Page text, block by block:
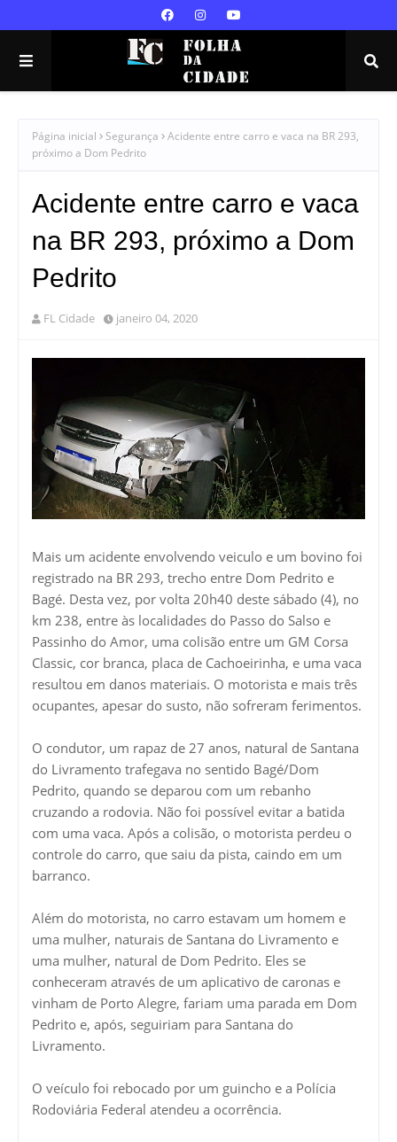
Página inicial Segurança
Acidente entre carro e vaca na BR 293,
próximo a Dom Pedrito
Acidente entre carro e vaca
na BR 293, próximo a Dom
Pedrito
FL Cidade janeiro 04, 2020
Mais um acidente envolvendo veiculo e um bovino foi
registrado na BR 293, trecho entre Dom Pedrito e
Bagé. Desta vez, por volta 20h40 deste sábado (4), no
km 238, entre às localidades do Passo do Salso e
Passinho do Amor, uma colisão entre um GM Corsa
Classic, cor branca, placa de Cachoeirinha, e uma vaca
resultou em danos materiais. O motorista e mais três
ocupantes, apesar do susto, não sofreram ferimentos.
O condutor, um rapaz de 27 anos, natural de Santana
do Livramento trafegava no sentido Bagé/Dom
Pedrito, quando se deparou com um rebanho
cruzando a rodovia. Não foi possível evitar a batida
com uma vaca. Após a colisão, o motorista perdeu o
controle do carro, que saiu da pista, caindo em um
barranco.
Além do motorista, no carro estavam um homem e
uma mulher, naturais de Santana do Livramento e
uma mulher, natural de Dom Pedrito. Eles se
conheceram através de um aplicativo de caronas e
vinham de Porto Alegre, fariam uma parada em Dom
Pedrito e, após, seguiriam para Santana do
Livramento.
O veículo foi rebocado por um guincho e a Polícia
Rodoviária Federal atendeu a ocorrência.